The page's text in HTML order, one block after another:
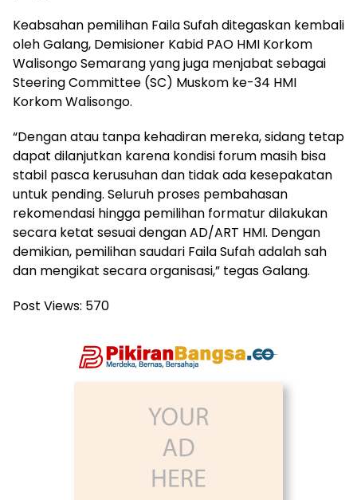
Keabsahan pemilihan Faila Sufah ditegaskan kembali
oleh Galang, Demisioner Kabid PAO HMI Korkom
Walisongo Semarang yang juga menjabat sebagai
Steering Committee (SC) Muskom ke-34 HMI
Korkom Walisongo.
“Dengan atau tanpa kehadiran mereka, sidang tetap
dapat dilanjutkan karena kondisi forum masih bisa
stabil pasca kerusuhan dan tidak ada kesepakatan
untuk pending. Seluruh proses pembahasan
rekomendasi hingga pemilihan formatur dilakukan
secara ketat sesuai dengan AD/ART HMI. Dengan
demikian, pemilihan saudari Faila Sufah adalah sah
dan mengikat secara organisasi,” tegas Galang.
Post Views: 570